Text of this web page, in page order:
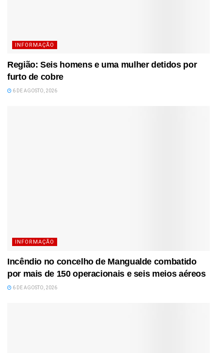
INFORMAÇÃO
Região: Seis homens e uma mulher detidos por
furto de cobre
6 DE AGOSTO, 2026
INFORMAÇÃO
Incêndio no concelho de Mangualde combatido
por mais de 150 operacionais e seis meios aéreos
6 DE AGOSTO, 2026